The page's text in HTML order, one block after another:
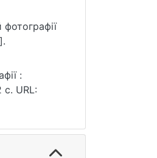
:
с. URL: